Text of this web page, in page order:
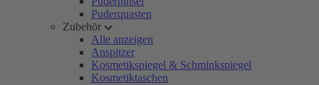
Puderquasten
Zubehör
Alle anzeigen
Anspitzer
Kosmetikspiegel & Schminkspiegel
Kosmetiktaschen